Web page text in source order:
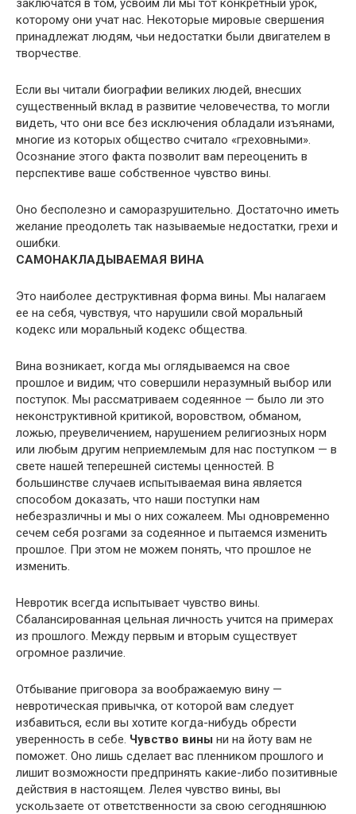
заключатся в том, усвоим ли мы тот конкретный урок,
которому они учат нас. Некоторые мировые свершения
принадлежат людям, чьи недостатки были двигателем в
творчестве.
Если вы читали биографии великих людей, внесших
существенный вклад в развитие человечества, то могли
видеть, что они все без исключения обладали изъянами,
многие из которых общество считало «греховными».
Осознание этого факта позволит вам переоценить в
перспективе ваше собственное чувство вины.
Оно бесполезно и саморазрушительно. Достаточно иметь
желание преодолеть так называемые недостатки, грехи и
ошибки.
САМОНАКЛАДЫВАЕМАЯ ВИНА
Это наиболее деструктивная форма вины. Мы налагаем
ее на себя, чувствуя, что нарушили свой моральный
кодекс или моральный кодекс общества.
Вина возникает, когда мы оглядываемся на свое
прошлое и видим; что совершили неразумный выбор или
поступок. Мы рассматриваем содеянное — было ли это
неконструктивной критикой, воровством, обманом,
ложью, преувеличением, нарушением религиозных норм
или любым другим неприемлемым для нас поступком — в
свете нашей теперешней системы ценностей. В
большинстве случаев испытываемая вина является
способом доказать, что наши поступки нам
небезразличны и мы о них сожалеем. Мы одновременно
сечем себя розгами за содеянное и пытаемся изменить
прошлое. При этом не можем понять, что прошлое не
изменить.
Невротик всегда испытывает чувство вины.
Сбалансированная цельная личность учится на примерах
из прошлого. Между первым и вторым существует
огромное различие.
Отбывание приговора за воображаемую вину —
невротическая привычка, от которой вам следует
избавиться, если вы хотите когда-нибудь обрести
уверенность в себе. Чувство вины ни на йоту вам не
поможет. Оно лишь сделает вас пленником прошлого и
лишит возможности предпринять какие-либо позитивные
действия в настоящем. Лелея чувство вины, вы
ускользаете от ответственности за свою сегодняшнюю